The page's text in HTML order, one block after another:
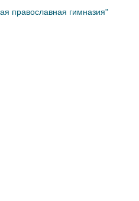
православная гимназия"